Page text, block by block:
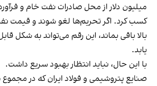
میلیون دلار از محل صادرات نفت خام و
کسب کرد. اگر تحریم‌ها لغو شوند و قیمت
بالا باقی بماند، این رقم می‌تواند به شکل
یابد.
با این حال، نباید انتظار بهبود سریع داشت.